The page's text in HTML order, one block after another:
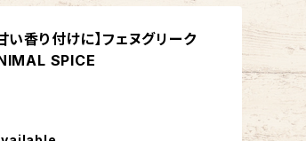
い香り付けに】フェヌグリーク
SPICE